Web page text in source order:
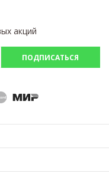
акций
ПОДПИСАТЬСЯ